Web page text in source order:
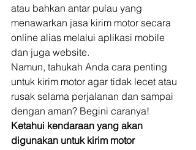
atau bahkan antar pulau yang
menawarkan jasa kirim motor secara
online alias melalui aplikasi mobile
dan juga website.
Namun, tahukah Anda cara penting
untuk kirim motor agar tidak lecet atau
rusak selama perjalanan dan sampai
dengan aman? Begini caranya!
Ketahui kendaraan yang akan
digunakan untuk kirim motor